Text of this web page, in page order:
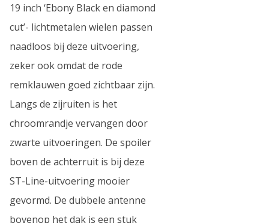
19 inch ‘Ebony Black en diamond
cut’- lichtmetalen wielen passen
naadloos bij deze uitvoering,
zeker ook omdat de rode
remklauwen goed zichtbaar zijn.
Langs de zijruiten is het
chroomrandje vervangen door
zwarte uitvoeringen. De spoiler
boven de achterruit is bij deze
ST-Line-uitvoering mooier
gevormd. De dubbele antenne
bovenop het dak is een stuk